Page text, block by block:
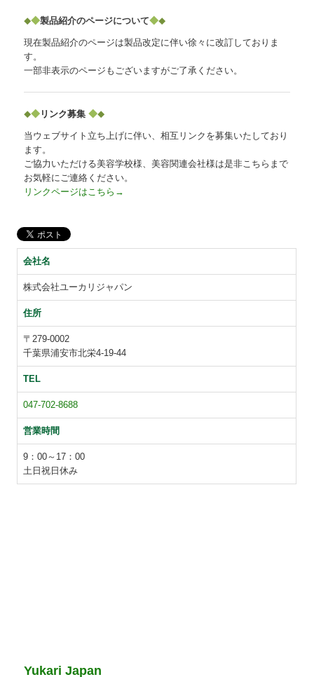
◆◆製品紹介のページについて◆◆
現在製品紹介のページは製品改定に伴い徐々に改訂しておりま
す。
一部非表示のページもございますがご了承ください。
◆◆ リンク募集◆◆
当ウェブサイト立ち上げに伴い、相互リンクを募集いたしており
ます。
ご協力いただける美容学校様、美容関連会社様は是非こちらまで
お気軽にご連絡ください。
リンクページはこちら→
会社名
株式会社ユーカリジャパン
住所
〒279-0002
千葉県浦安市北栄4-19-44
TEL
047-702-8688
営業時間
9：00～17：00
土日祝日休み
Yukari Japan